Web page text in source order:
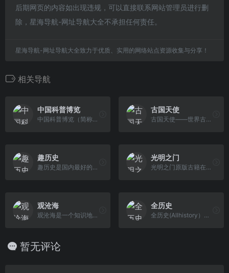
后期网页的内容如出现违规，可以直接联系网站管理员进行删
除，星海导航-网址导航大全不承担任何责任。
星海导航-网址导航大全致力于优质、实用的网络站点资源收集与分享！
相关导航
中国科普博览
中国科普博览（简称博览），中国科学院权威出品、专业打造的中科院科普云平台，提供高品质的科普教育与科学文化服务， 共享人类科学，与科学同行。博览以科研为依托，汇聚百余所科研机构的高端科学资源，聚焦国内外前沿科技和科学突破；以专业为基 础，云集千余位各科学领域的科学大家，洞察热点和生活中的科学真相；以创新为引领，讲述当代科技、教育与文化等领域创新的非凡 思想和生命故事，传播有温度有态度的新科学观。
古国天使
古国天使——世界古文明与奇幻传说
趣历史
趣历史是国内最好的历史网站,一个历史知识的百科大全。趣历史专注于搜集整理各朝代人物、战争、野史、文化等全方面历史知识,以及环球各个国家历史文化,为您提供全面的历史知识阅读学习平台,推荐看历史就来趣历史。
光明之门
光明之门原版古籍在线图书馆古籍在线移动古籍图书馆手机古籍图书馆数字古籍馆,传承传统文化,传播华夏文明.The door of light: The original ancient books reading online library for free by GMZM.ORG
观沧海
观沧海是⼀个知识地图制作分享平台，它将地图和文字结合，反映中国历史、军事、地理、文化等方面的知识，向用户提供地图协作分享服务。
全历史
全历史(Allhistory）以AI知识图谱为核心引擎，通过高度时空化、关联化数据的方式构造及展现数字人文内容，尤其是历史知识。让用户沉浸在纵横开阔、左 图右史的（历史、人文、社科等）知识海洋中。
暂无评论